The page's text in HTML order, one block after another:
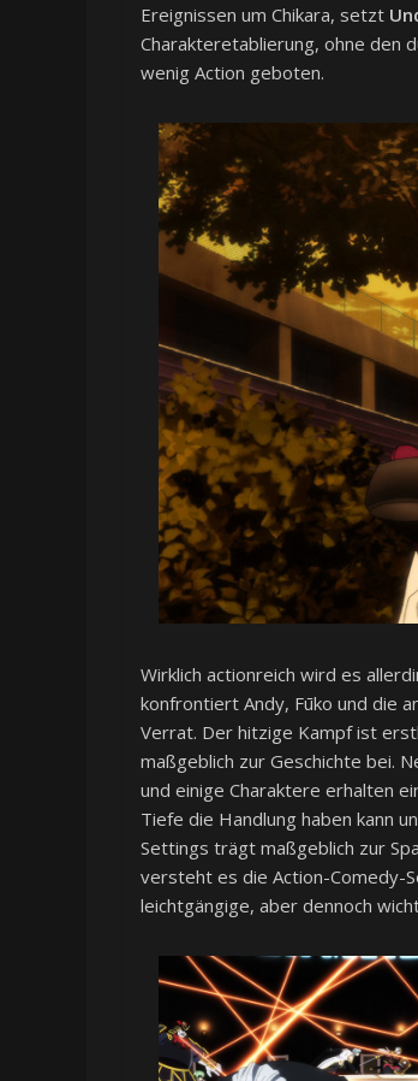
Ereignissen um Chikara, setzt
Charakteretablierung, ohne den
wenig Action geboten.
Wirklich actionreich wird es
konfrontiert Andy, Fūko und die
Verrat. Der hitzige Kampf ist
maßgeblich zur Geschichte bei.
und einige Charaktere erhalten
Tiefe die Handlung haben kann
Settings trägt maßgeblich zur
versteht es die Action-Comedy-
leichtgängige, aber dennoch